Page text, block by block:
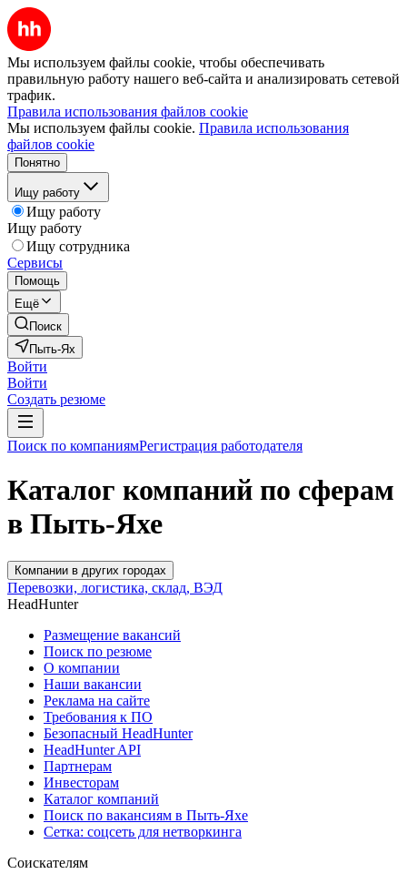
Мы используем файлы cookie, чтобы обеспечивать
правильную работу нашего веб-сайта и анализировать сетевой
трафик.
Правила использования файлов cookie
Мы используем файлы cookie. Правила использования
файлов cookie
Понятно
Ищу работу
Ищу работу
Ищу работу
Ищу сотрудника
Сервисы
Помощь
Ещё
Поиск
Пыть-Ях
Войти
Войти
Создать резюме
Поиск по компаниямРегистрация работодателя
Каталог компаний по сферам
в Пыть-Яхе
Компании в других городах
Перевозки, логистика, склад, ВЭД
HeadHunter
Размещение вакансий
Поиск по резюме
О компании
Наши вакансии
Реклама на сайте
Требования к ПО
Безопасный HeadHunter
HeadHunter API
Партнерам
Инвесторам
Каталог компаний
Поиск по вакансиям в Пыть-Яхе
Сетка: соцсеть для нетворкинга
Соискателям